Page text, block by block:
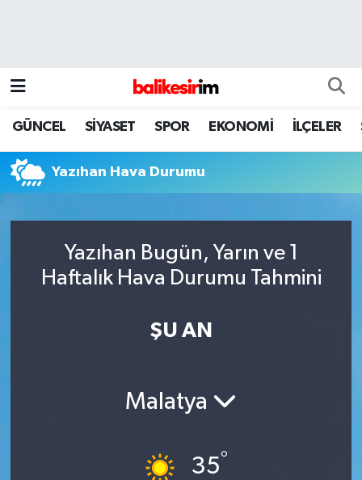
GÜNCEL SİYASET SPOR EKONOMİ İLÇELER
Yazıhan Hava Durumu
Yazıhan Bugün, Yarın ve 1
Haftalık Hava Durumu Tahmini
ŞU AN
Malatya
35°